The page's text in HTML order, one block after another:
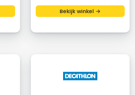
Bekijk winkel →